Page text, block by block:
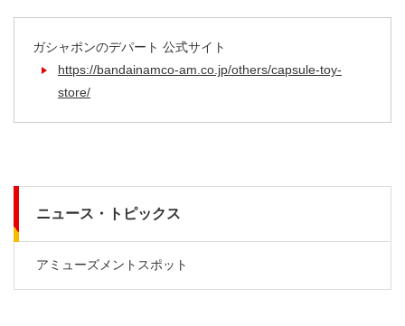
ガシャポンのデパート 公式サイト
https://bandainamco-am.co.jp/others/capsule-toy-
store/
ニュース・トピックス
アミューズメントスポット